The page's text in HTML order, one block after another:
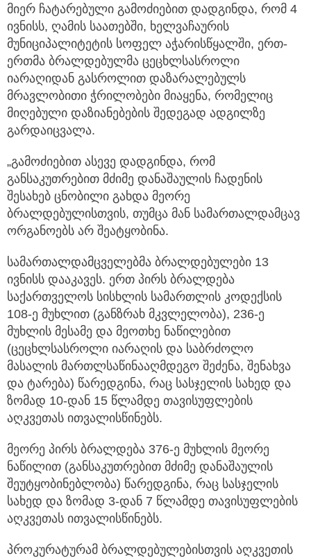
მიერ ჩატარებული გამოძიებით დადგინდა, რომ 4
ივნისს, ღამის საათებში, ხელვაჩაურის
მუნიციპალიტეტის სოფელ აჭარისწყალში, ერთ-
ერთმა ბრალდებულმა ცეცხლსასროლი
იარაღიდან გასროლით დაზარალებულს
მრავლობითი ჭრილობები მიაყენა, რომელიც
მიღებული დაზიანებების შედეგად ადგილზე
გარდაიცვალა.
„გამოძიებით ასევე დადგინდა, რომ
განსაკუთრებით მძიმე დანაშაულის ჩადენის
შესახებ ცნობილი გახდა მეორე
ბრალდებულისთვის, თუმცა მან სამართალდამცავ
ორგანოებს არ შეატყობინა.
სამართალდამცველებმა ბრალდებულები 13
ივნისს დააკავეს. ერთ პირს ბრალდება
საქართველოს სისხლის სამართლის კოდექსის
108-ე მუხლით (განზრახ მკვლელობა), 236-ე
მუხლის მესამე და მეოთხე ნაწილებით
(ცეცხლსასროლი იარაღის და საბრძოლო
მასალის მართლსაწინააღმდეგო შეძენა, შენახვა
და ტარება) წარედგინა, რაც სასჯელის სახედ და
ზომად 10-დან 15 წლამდე თავისუფლების
აღკვეთას ითვალისწინებს.
მეორე პირს ბრალდება 376-ე მუხლის მეორე
ნაწილით (განსაკუთრებით მძიმე დანაშაულის
შეუტყობინებლობა) წარედგინა, რაც სასჯელის
სახედ და ზომად 3-დან 7 წლამდე თავისუფლების
აღკვეთას ითვალისწინებს.
პროკურატურამ ბრალდებულებისთვის აღკვეთის